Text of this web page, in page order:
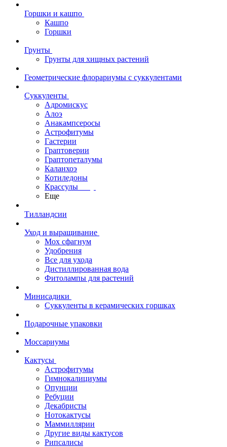
Горшки и кашпо
Кашпо
Горшки
Грунты
Грунты для хищных растений
Геометрические флорариумы с суккулентами
Суккуленты
Адромискус
Алоэ
Анакампсеросы
Астрофитумы
Гастерии
Граптоверии
Граптопеталумы
Каланхоэ
Котиледоны
Крассулы
Еще
Тилландсии
Уход и выращивание
Мох сфагнум
Удобрения
Все для ухода
Дистиллированная вода
Фитолампы для растений
Минисадики
Суккуленты в керамических горшках
Подарочные упаковки
Моссариумы
Кактусы
Астрофитумы
Гимнокалициумы
Опунции
Ребуции
Декабристы
Нотокактусы
Маммиллярии
Другие виды кактусов
Рипсалисы